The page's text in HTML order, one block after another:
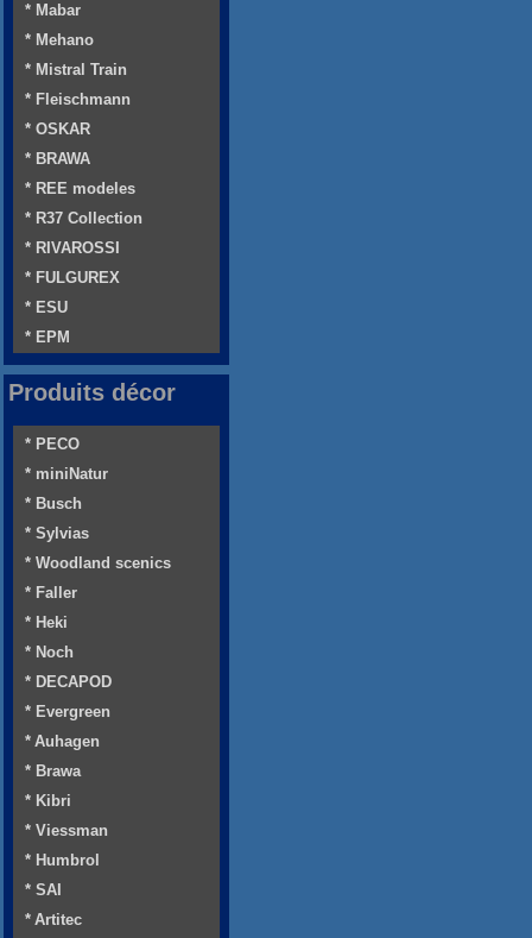
* Mabar
* Mehano
* Mistral Train
* Fleischmann
* OSKAR
* BRAWA
* REE modeles
* R37 Collection
* RIVAROSSI
* FULGUREX
* ESU
* EPM
Produits décor
* PECO
* miniNatur
* Busch
* Sylvias
* Woodland scenics
* Faller
* Heki
* Noch
* DECAPOD
* Evergreen
* Auhagen
* Brawa
* Kibri
* Viessman
* Humbrol
* SAI
* Artitec